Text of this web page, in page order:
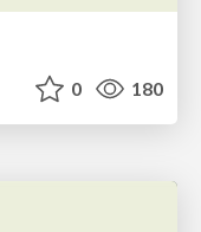
0 180